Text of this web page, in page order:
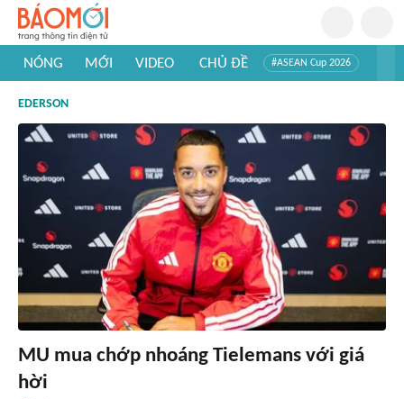
NÓNG MỚI VIDEO CHỦ ĐỀ #ASEAN Cup 2026
#Khám phá thế giới
EDERSON
MU mua chớp nhoáng Tielemans với giá
hời